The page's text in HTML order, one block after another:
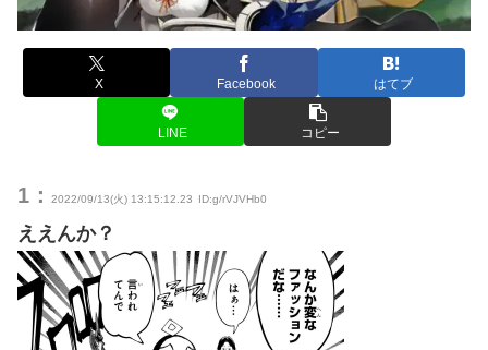
X Facebook はてブ
LINE コピー
1： 2022/09/13(火) 13:15:12.23 ID:g/rVJVHb0
ええんか？